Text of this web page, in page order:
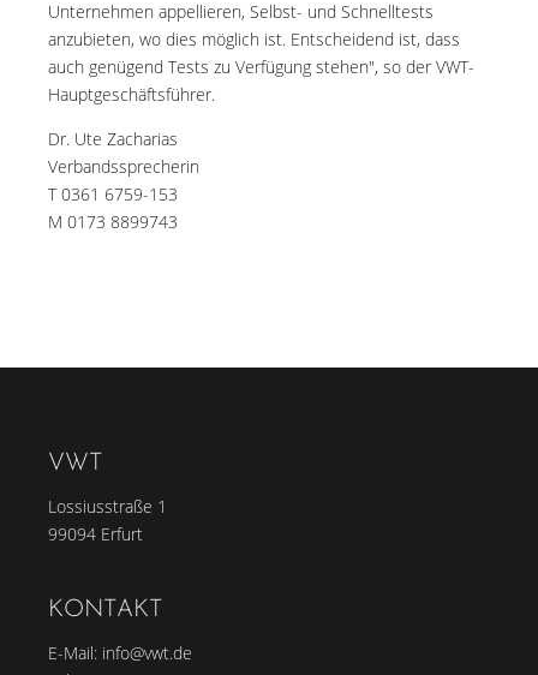
Unternehmen appellieren, Selbst- und Schnelltests
anzubieten, wo dies möglich ist. Entscheidend ist, dass
auch genügend Tests zu Verfügung stehen", so der VWT-
Hauptgeschäftsführer.
Dr. Ute Zacharias
Verbandssprecherin
T 0361 6759-153
M 0173 8899743
VWT
Lossiusstraße 1
99094 Erfurt
KONTAKT
E-Mail: info@vwt.de